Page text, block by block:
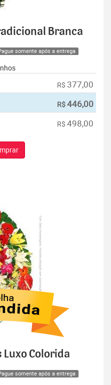
Branca
somente após a entrega
R$ 377,00
R$446,00
R$ 498,00
Luxo Colorida
somente após a entrega